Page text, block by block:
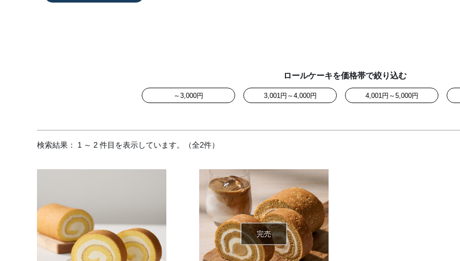
ロールケーキを価格帯で絞り込む
～3,000円 3,001円～4,000円 4,001円～5,000円
検索結果： 1 ～ 2 件目を表示しています。（全2件）
完売